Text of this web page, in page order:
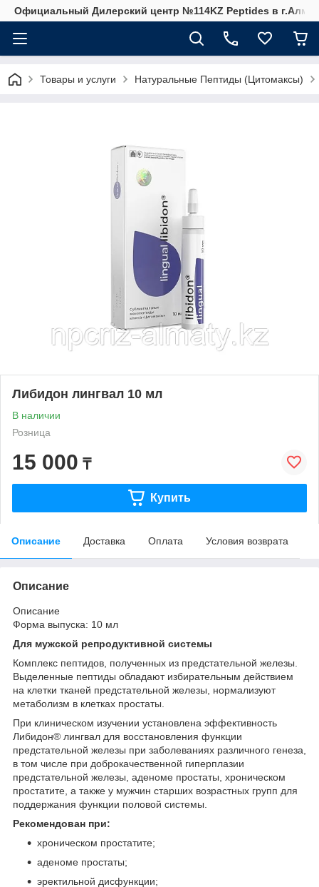
Официальный Дилерский центр №114KZ Peptides в
Товары и услуги Натуральные Пептиды (Цитомаксы)
Либидон лингвал 10 мл
В наличии
Розница
15 000 ₸
Купить
Описание Доставка Оплата Условия возврата
Описание
Описание
Форма выпуска: 10 мл
Для мужской репродуктивной системы
Комплекс пептидов, полученных из предстательной железы.
Выделенные пептиды обладают избирательным действием
на клетки тканей предстательной железы, нормализуют
метаболизм в клетках простаты.
При клиническом изучении установлена эффективность
Либидон® лингвал для восстановления функции
предстательной железы при заболеваниях различного генеза,
в том числе при доброкачественной гиперплазии
предстательной железы, аденоме простаты, хроническом
простатите, а также у мужчин старших возрастных групп для
поддержания функции половой системы.
Рекомендован при:
хроническом простатите;
аденоме простаты;
эректильной дисфункции;